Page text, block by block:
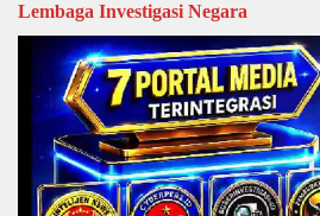
Lembaga Investigasi Negara
Video
Player